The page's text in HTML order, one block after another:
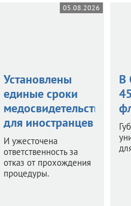
05.08.2026
Установлены
единые сроки
для иностранцев
И ужесточена
ответственность за
отказ от прохождения
процедуры.
В